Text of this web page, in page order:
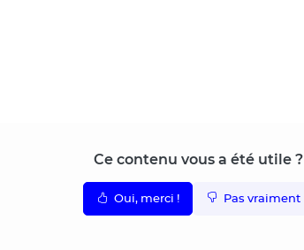
Ce contenu vous a été utile ?
Oui, merci ! Pas vraiment